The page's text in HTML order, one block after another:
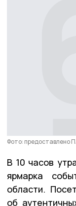
Фото: предоставлено
В 10 часов
ярмарка
области.
об